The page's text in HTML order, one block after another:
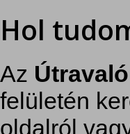
Hol
Az
felületén
oldalról